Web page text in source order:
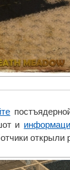
и
открыли